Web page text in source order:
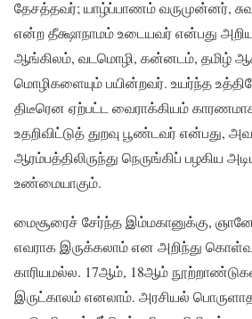
தேசத்தவர்; யாழ்ப்பாணம் வருமுன்னர்,
என்ற தீக்ஷாநாமம் உடையவர் என்பது
ஆங்கிலம், வடமொழி, கன்னடம், தமிழ்
மொழிகளையும் பயின்றவர். உயர்ந்த
திடீரென ஏற்பட்ட வைராக்கியம்
உதறிவிட்டுத் துறவு பூண்டவர் என்பது,
ஆரம்பத்திலிருந்து நெருங்கிப் பழகிய
உண்மையாகும்.
மைசூரைச் சேர்ந்த இம்மகானுக்கு,
எவராக இருக்கலாம் என அறிந்து
காரியமல்ல. 17ஆம், 18ஆம்
இருட்காலம் எனலாம். அரசியல்